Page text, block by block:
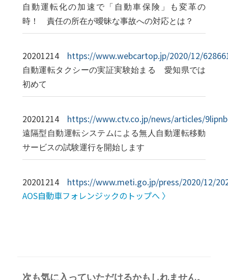
自動運転化の加速で「自動車保険」も変革の
時！ 責任の所在が曖昧な事故への対応とは？
20201214 https://www.webcartop.jp/2020/12/
自動運転タクシーの実証実験始まる 愛知県では
初めて
20201214 https://www.ctv.co.jp/news/articles/
遠隔型自動運転システムによる無人自動運転移動
サービスの試験運行を開始します
20201214
https://www.meti.go.jp/press/2020/12/
AOS自動車フォレンジックのトップへ 〉
次も気に入っていただけるかもしれません。